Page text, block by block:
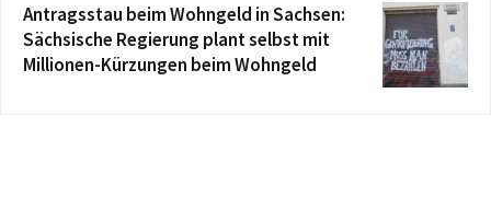
Antragsstau beim Wohngeld in Sachsen:
Sächsische Regierung plant selbst mit
Millionen-Kürzungen beim Wohngeld